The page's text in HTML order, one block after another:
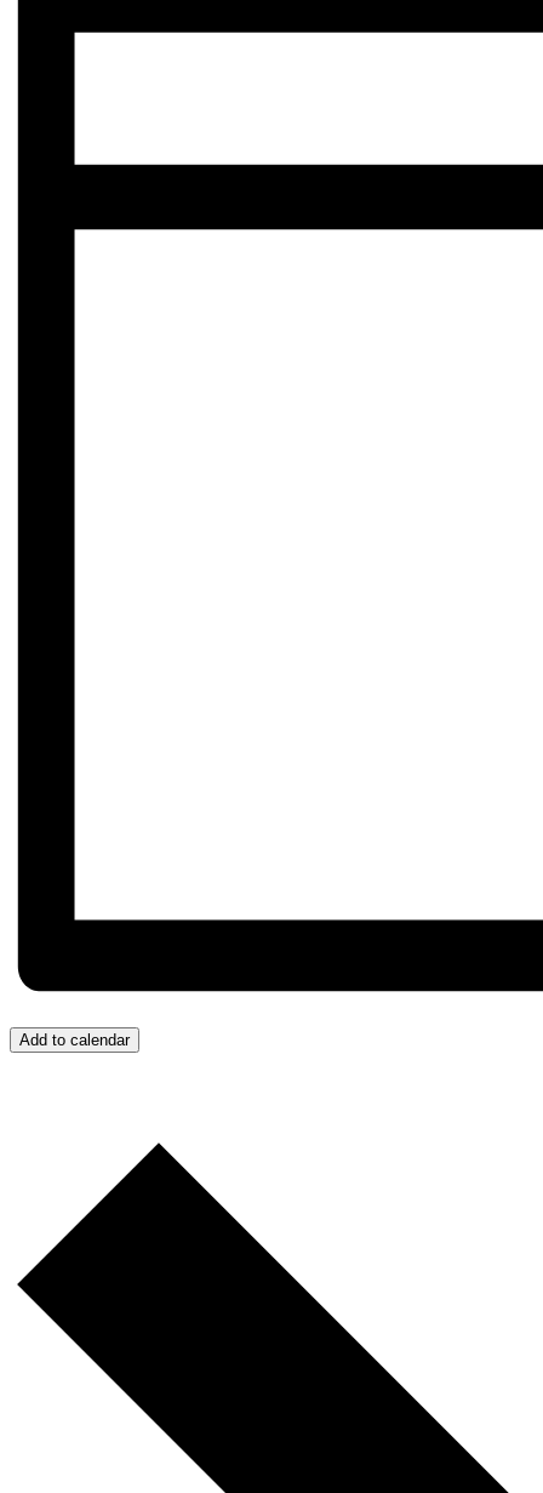
Add to calendar